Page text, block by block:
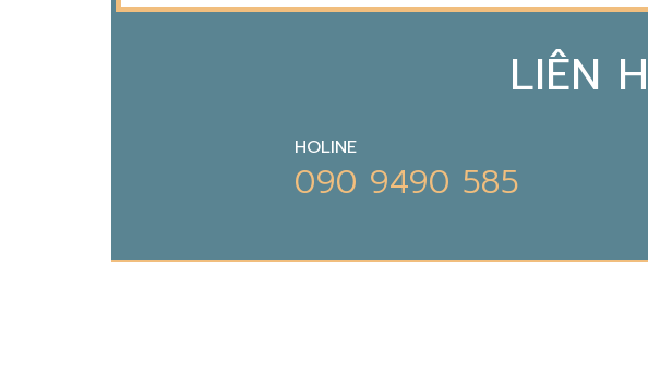
LIÊN
HOLINE
090 9490 585